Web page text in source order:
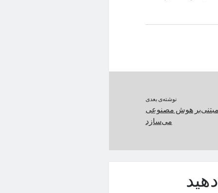
نوشته‌ی بعدی
مبتنی‌بر هوش مصنوعی
می‌سازد